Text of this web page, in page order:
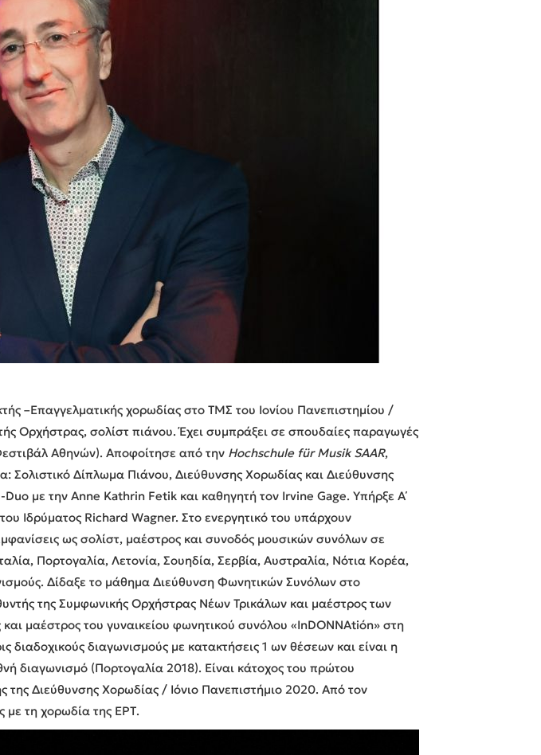
–Επαγγελματικής χορωδίας στο ΤΜΣ του Ιονίου Πανεπιστημίου /
Ορχήστρας, σολίστ πιάνου. Έχει συμπράξει σε σπουδαίες παραγωγές
Αθηνών). Αποφοίτησε από την Hochschule für Musik SAAR,
Δίπλωμα Πιάνου, Διεύθυνσης Χορωδίας και Διεύθυνσης
με την Anne Kathrin Fetik και καθηγητή τον Irvine Gage. Υπήρξε Α΄
Ιδρύματος Richard Wagner. Στο ενεργητικό του υπάρχουν
ως σολίστ, μαέστρος και συνοδός μουσικών συνόλων σε
Πορτογαλία, Λετονία, Σουηδία, Σερβία, Αυστραλία, Νότια Κορέα,
Δίδαξε το μάθημα Διεύθυνση Φωνητικών Συνόλων στο
της Συμφωνικής Ορχήστρας Νέων Τρικάλων και μαέστρος των
μαέστρος του γυναικείου φωνητικού συνόλου «InDONNAtión» στη
διαγωνισμούς με κατακτήσεις 1 ων θέσεων και είναι η
διαγωνισμό (Πορτογαλία 2018). Είναι κάτοχος του πρώτου
της Διεύθυνσης Χορωδίας / Ιόνιο Πανεπιστήμιο 2020. Από τον
τη χορωδία της ΕΡΤ.